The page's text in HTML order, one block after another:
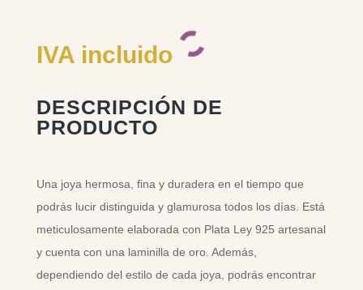
IVA incluido
DESCRIPCIÓN DE
PRODUCTO
Una joya hermosa, fina y duradera en el tiempo que
podrás lucir distinguida y glamurosa todos los días. Está
meticulosamente elaborada con Plata Ley 925 artesanal
y cuenta con una laminilla de oro. Además,
dependiendo del estilo de cada joya, podrás encontrar